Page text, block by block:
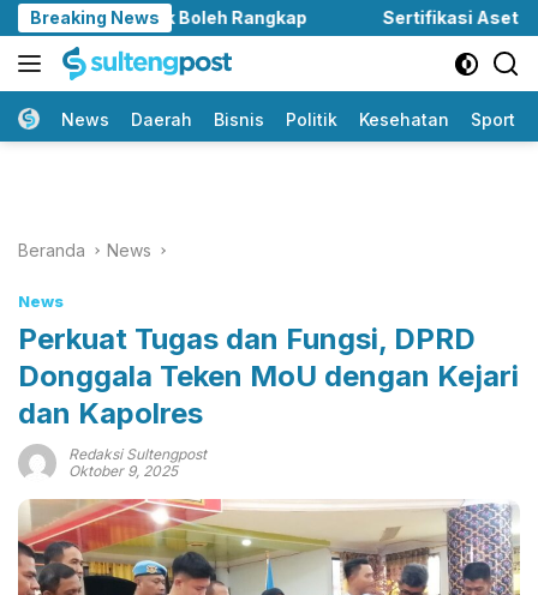
Langsung
ke
konten
Breaking News
Tak Boleh Rangkap Sertifikasi Aset Dikebut,
HomeNews Daerah Bisnis Politik Kesehatan Sport
Beranda News
News
Perkuat Tugas dan Fungsi, DPRD
Donggala Teken MoU dengan Kejari
dan Kapolres
Redaksi Sultengpost
Oktober 9, 2025